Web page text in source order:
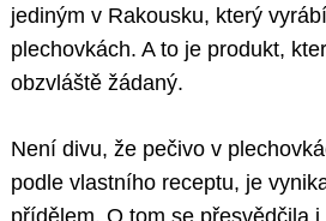
jediným v Rakousku, který
plechovkách. A to je produkt,
obzvláště žádaný.
Není divu, že pečivo v
podle vlastního receptu, je